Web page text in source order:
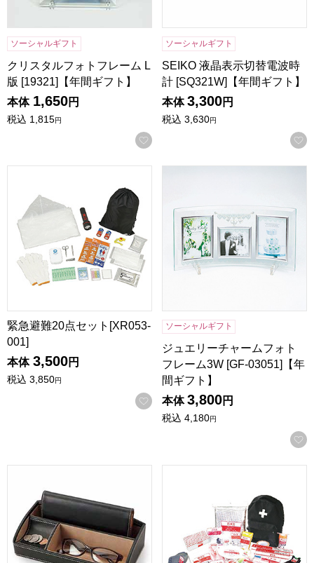
ソーシャルギフト
クリスタルフォトフレーム L
版 [19321]【年間ギフト】
本体 1,650円
税込 1,815円
お気に入りに登録する
ソーシャルギフト
SEIKO 液晶表示切替電波時
計 [SQ321W]【年間ギフト】
本体 3,300円
税込 3,630円
緊急避難20点セット[XR053-
001]
本体 3,500円
税込 3,850円
お気に入りに登録する
ソーシャルギフト
ジュエリーチャームフォト
フレーム3W [GF-03051]【年
間ギフト】
本体 3,800円
税込 4,180円